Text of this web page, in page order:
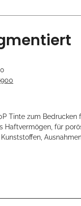
Tinte zum
Haftvermögen, für